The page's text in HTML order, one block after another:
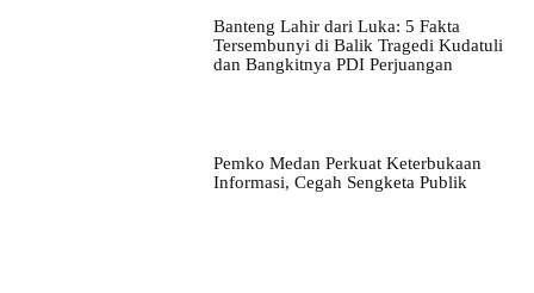
Banteng Lahir dari Luka: 5 Fakta
Tersembunyi di Balik Tragedi Kudatuli
dan Bangkitnya PDI Perjuangan
Pemko Medan Perkuat Keterbukaan
Informasi, Cegah Sengketa Publik